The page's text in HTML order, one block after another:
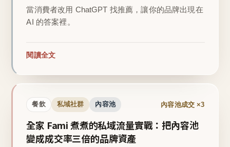
當消費者改用 ChatGPT 找推薦，讓你的品牌出現在
AI 的答案裡。
閱讀全文
餐飲 私域社群 內容池 內容池成交 ×3
全家 Fami 煮煮的私域流量實戰：把內容池
變成成交率三倍的品牌資產